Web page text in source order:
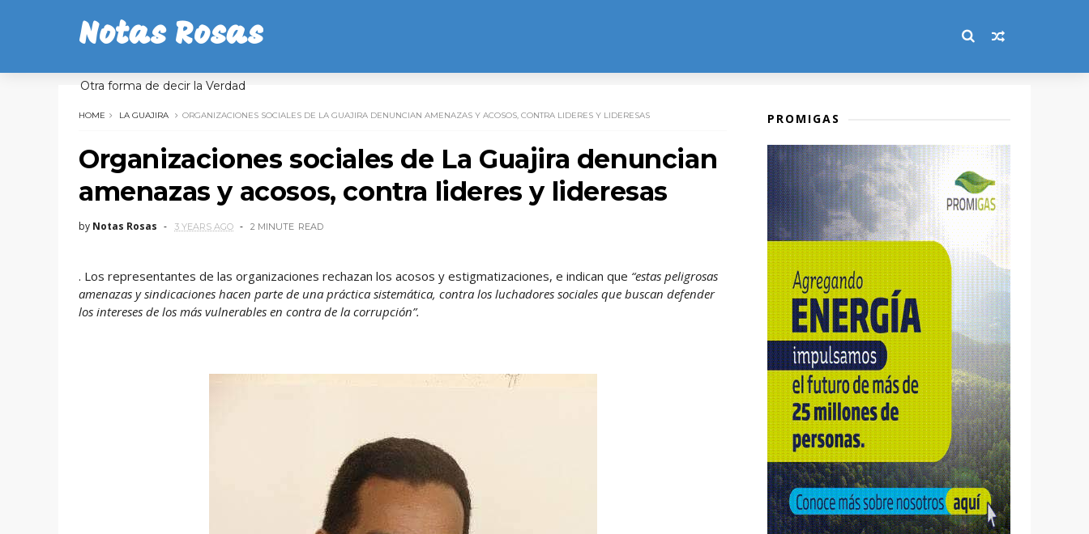
Notas Rosas
Otra forma de decir la Verdad
HOME LA GUAJIRA ORGANIZACIONES SOCIALES DE LA GUAJIRA DENUNCIAN AMENAZAS Y ACOSOS, CONTRA LIDERES Y LIDERESAS
Organizaciones sociales de La Guajira denuncian
amenazas y acosos, contra lideres y lideresas
by Notas Rosas 3 YEARS AGO 2 MINUTE READ
. Los representantes de las organizaciones rechazan los acosos y estigmatizaciones, e indican que “estas peligrosas
amenazas y sindicaciones hacen parte de una práctica sistemática, contra los luchadores sociales que buscan defender
los intereses de los más vulnerables en contra de la corrupción”.
PROMIGAS